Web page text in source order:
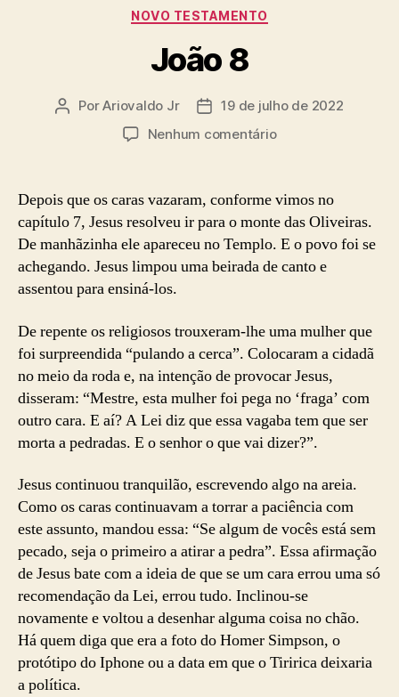
Categorias
NOVO TESTAMENTO
João 8
Autor
PorAriovaldo Jr
Data19 de julho de 2022
Nenhum comentárioem
Depois que os caras vazaram, conforme vimos no
capítulo 7, Jesus resolveu ir para o monte das Oliveiras.
De manhãzinha ele apareceu no Templo. E o povo foi se
achegando. Jesus limpou uma beirada de canto e
assentou para ensiná-los.
De repente os religiosos trouxeram-lhe uma mulher que
foi surpreendida “pulando a cerca”. Colocaram a cidadã
no meio da roda e, na intenção de provocar Jesus,
disseram: “Mestre, esta mulher foi pega no ‘fraga’ com
outro cara. E aí? A Lei diz que essa vagaba tem que ser
morta a pedradas. E o senhor o que vai dizer?”.
Jesus continuou tranquilão, escrevendo algo na areia.
Como os caras continuavam a torrar a paciência com
este assunto, mandou essa: “Se algum de vocês está sem
pecado, seja o primeiro a atirar a pedra”. Essa afirmação
de Jesus bate com a ideia de que se um cara errou uma só
recomendação da Lei, errou tudo. Inclinou-se
novamente e voltou a desenhar alguma coisa no chão.
Há quem diga que era a foto do Homer Simpson, o
protótipo do Iphone ou a data em que o Tiririca deixaria
a política.